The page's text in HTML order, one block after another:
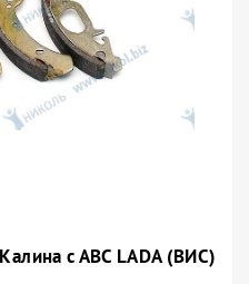
с АВС LADA (ВИС)